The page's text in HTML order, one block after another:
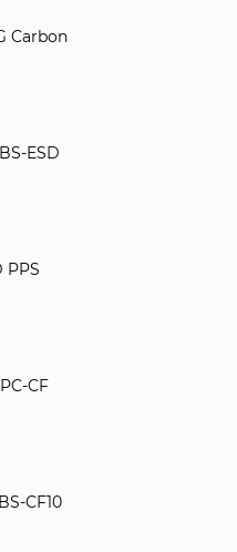
Carbon
ESD
PPS
CF
CF10